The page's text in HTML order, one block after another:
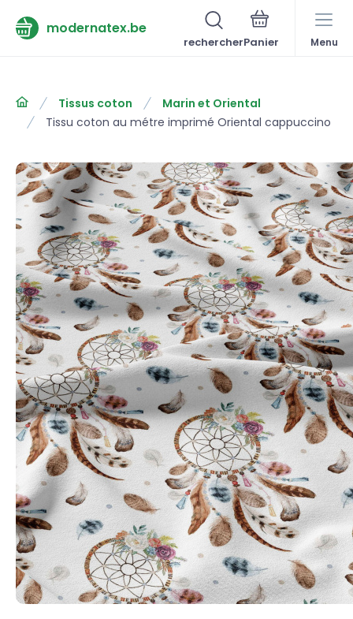
modernatex.be
rechercher Menu
Tissus coton
Marin et Oriental
Tissu coton au métre imprimé Oriental cappuccino